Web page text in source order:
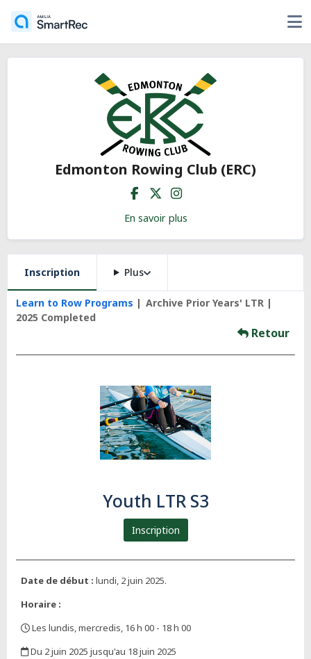
Edmonton Rowing Club (ERC)
En savoir plus
Inscription Plus
Learn to Row Programs
Archive Prior Years' LTR
2025 Completed
Retour
Youth LTR S3
Inscription
Date de début : lundi, 2 juin 2025.
Horaire :
Les lundis, mercredis, 16 h 00 - 18 h 00
Du 2 juin 2025 jusqu'au 18 juin 2025